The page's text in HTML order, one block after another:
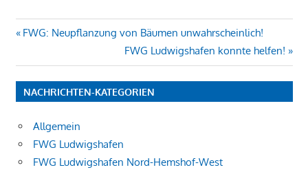
Beitragsnavigation
Vorheriger
FWG: Neupflanzung von Bäumen unwahrscheinlich!
Nächster
Beitrag:
FWG Ludwigshafen konnte helfen!
NACHRICHTEN-KATEGORIEN
Allgemein
FWG Ludwigshafen
FWG Ludwigshafen Nord-Hemshof-West